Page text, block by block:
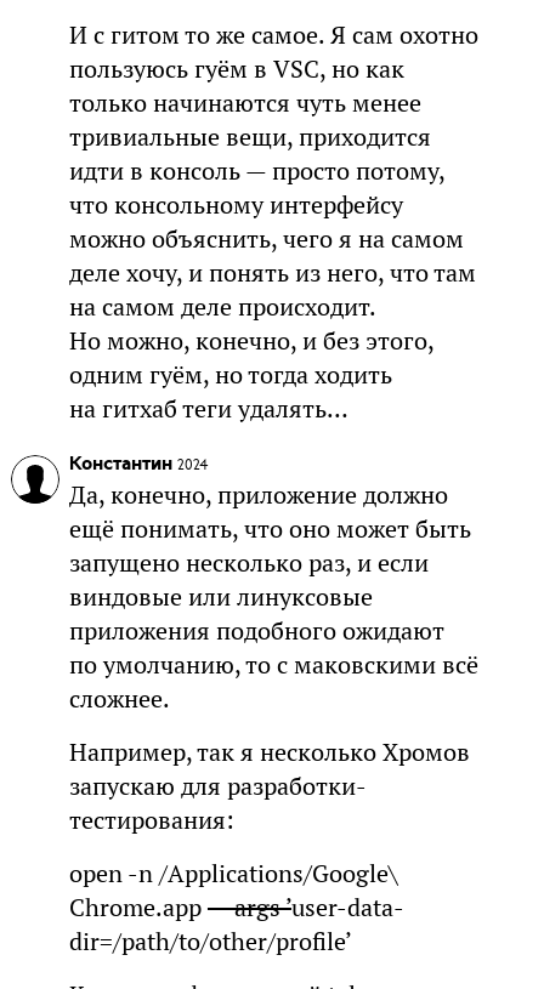
И с гитом то же самое. Я сам охотно
пользуюсь гуём в VSC, но как
только начинаются чуть менее
тривиальные вещи, приходится
идти в консоль — просто потому,
что консольному интерфейсу
можно объяснить, чего я на самом
деле хочу, и понять из него, что там
на самом деле происходит.
Но можно, конечно, и без этого,
одним гуём, но тогда ходить
на гитхаб теги удалять…
Константин 2024
Да, конечно, приложение должно
ещё понимать, что оно может быть
запущено несколько раз, и если
виндовые или линуксовые
приложения подобного ожидают
по умолчанию, то с маковскими всё
сложнее.
Например, так я несколько Хромов
запускаю для разработки-
тестирования:
open -n /Applications/Google\
Chrome.app—args ’user-data-
dir=/path/to/other/profile’